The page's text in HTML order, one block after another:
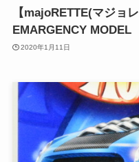
【majoRETTE(マジョ
EMARGENCY MODEL
2020年1月11日